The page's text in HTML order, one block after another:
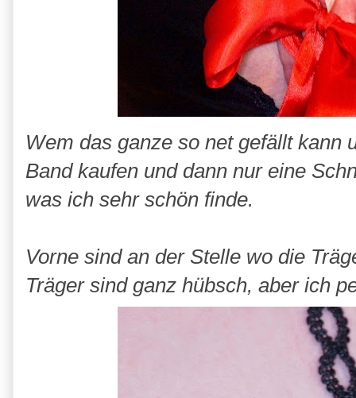
Wem das ganze so net gefällt kann
Band kaufen und dann nur eine
was ich sehr schön finde.
Vorne sind an der Stelle wo die
Träger sind ganz hübsch, aber ich